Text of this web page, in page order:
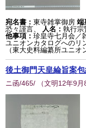
宛名書：東寺雑掌御房 端
恐々謹言、
人名：執行宗
他事項：珍皇寺七月会／
ユニオンカタログへのリ
（東大史料編纂所ユニオ
後土御門天皇綸旨案
ニ函/465/ （文明12年9月